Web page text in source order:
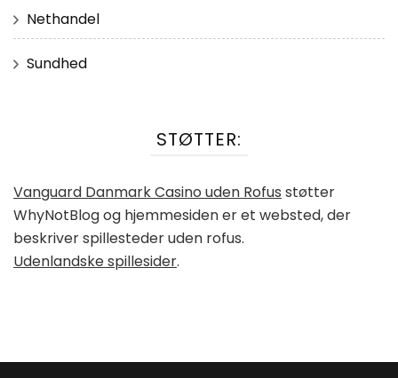
Nethandel
Sundhed
STØTTER:
Vanguard Danmark Casino uden Rofus støtter
WhyNotBlog og hjemmesiden er et websted, der
beskriver spillesteder uden rofus.
Udenlandske spillesider.